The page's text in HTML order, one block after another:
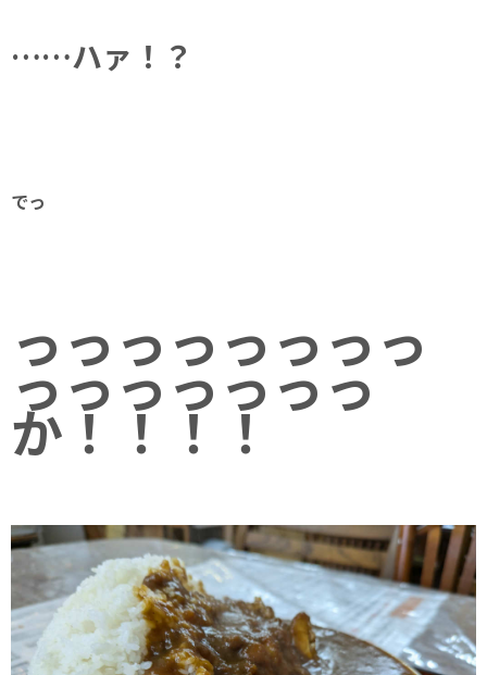
……ハァ！？
でっ
っっっっっっっっ
っっっっっっっ
か！！！！